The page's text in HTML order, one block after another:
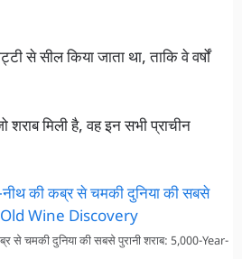
से सील किया जाता था, ताकि वे वर्षों
मिली है, वह इन सभी प्राचीन
से चमकी दुनिया की सबसे पुरानी शराब: 5,000-Year-